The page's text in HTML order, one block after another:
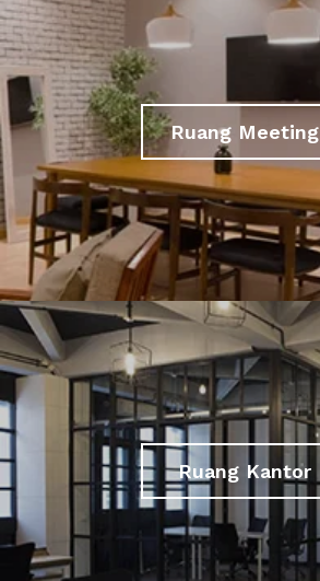
Ruang Meeting
Ruang Kantor